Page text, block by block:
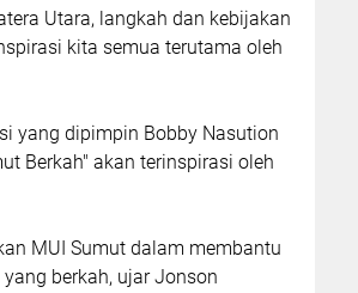
Utara, langkah dan kebijakan
kita semua terutama oleh
yang dipimpin Bobby Nasution
Berkah" akan terinspirasi oleh
MUI Sumut dalam membantu
berkah, ujar Jonson